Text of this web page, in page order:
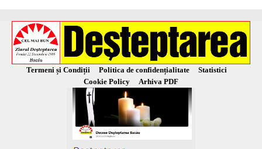
Termeni și Condiții Politica de confidențialitate
Statistici
Cookie Policy
Arhiva PDF